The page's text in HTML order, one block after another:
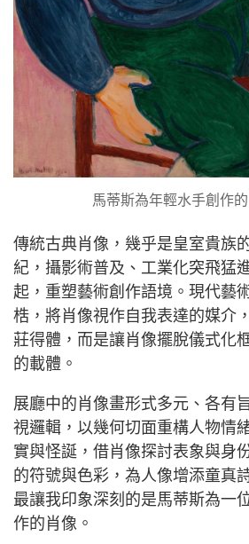
馬蒂斯為年輕水手創作的
傳統古典肖像，幾乎是皇室貴族
紀，攝影術普及、工業化突飛猛
起，重塑藝術創作語境。現代藝
梏，將肖像視作自我表達的媒介
莊得體，而是讓肖像擺脫儀式化
的載體。
展廳中的肖像畫形式多元、各有
視邏輯，以幾何切面重構人物情
實與怪誕，借肖像探討表象與身
的符號與色彩，為人像增添童真
最讓我印象深刻的是馬蒂斯為一
作的肖像。